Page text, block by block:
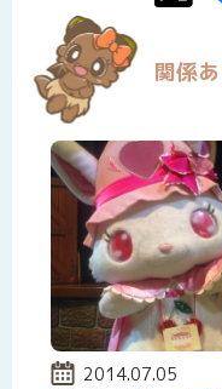
関係
投稿日:
2014.07.05